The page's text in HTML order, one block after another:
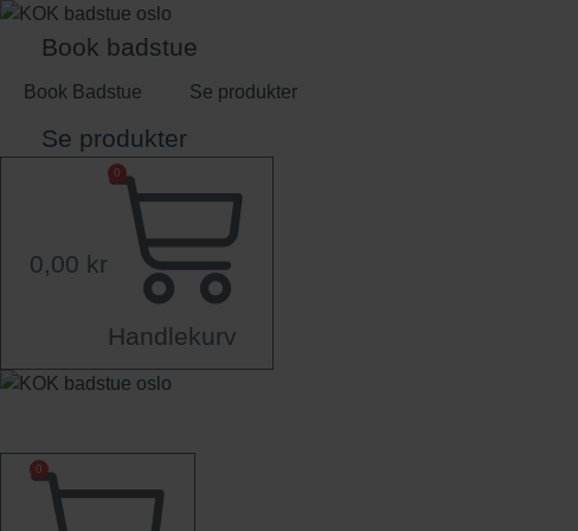
Skip
Book badstue
Book Badstue Se produkter
Se produkter
0,00 kr
0
Handlekurv
0